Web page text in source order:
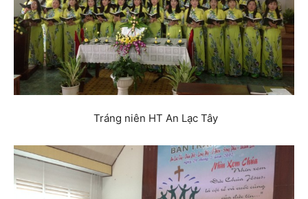
Tráng niên HT An Lạc Tây